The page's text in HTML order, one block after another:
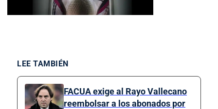
LEE TAMBIÉN
FACUA exige al Rayo Vallecano
reembolsar a los abonados por